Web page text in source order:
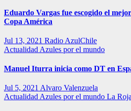
Eduardo Vargas fue escogido el
Copa América
Jul 13, 2021 Radio AzulChile
Actualidad Azules por el mundo
Manuel Iturra inicia como DT en
Jul 5, 2021 Alvaro Valenzuela
Actualidad Azules por el mundo La Roja